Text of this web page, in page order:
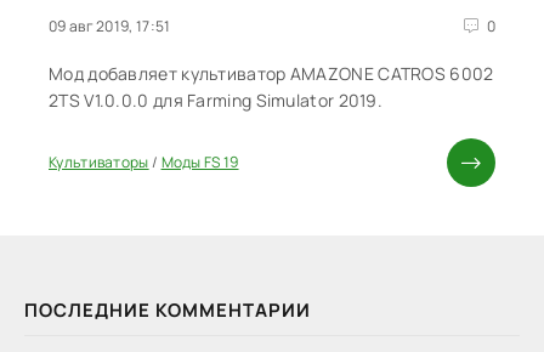
ПОСЛЕДНИЕ КОММЕНТАРИИ
09 авг 2019, 17:51 0
Мод добавляет культиватор AMAZONE CATROS 6002
2TS V1.0.0.0 для Farming Simulator 2019.
Культиваторы/ Моды FS 19